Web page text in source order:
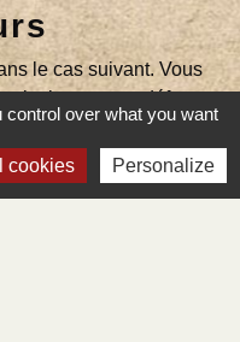
le cas suivant. Vous
site internet un défaut
d’accéder à un
portail et vous n’avez
over what you want
cookies Personalize